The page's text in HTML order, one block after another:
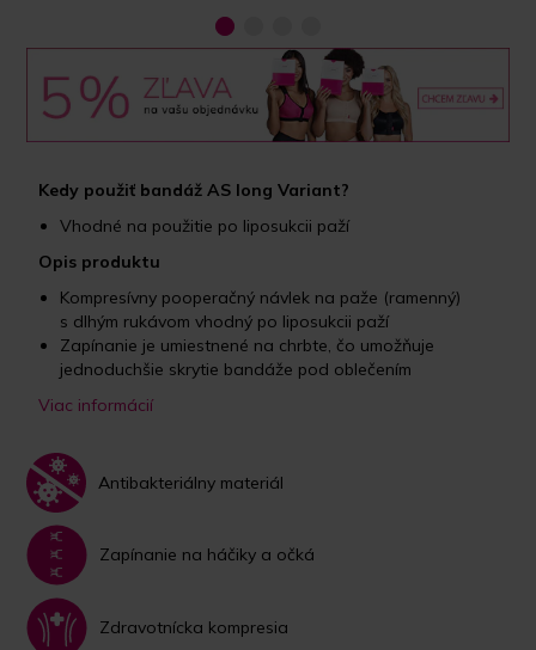
Kedy použiť bandáž AS long Variant?
Vhodné na použitie po liposukcii paží
Opis produktu
Kompresívny pooperačný návlek na paže (ramenný)
s dlhým rukávom vhodný po liposukcii paží
Zapínanie je umiestnené na chrbte, čo umožňuje
jednoduchšie skrytie bandáže pod oblečením
Viac informácií
Antibakteriálny materiál
Zapínanie na háčiky a očká
Zdravotnícka kompresia